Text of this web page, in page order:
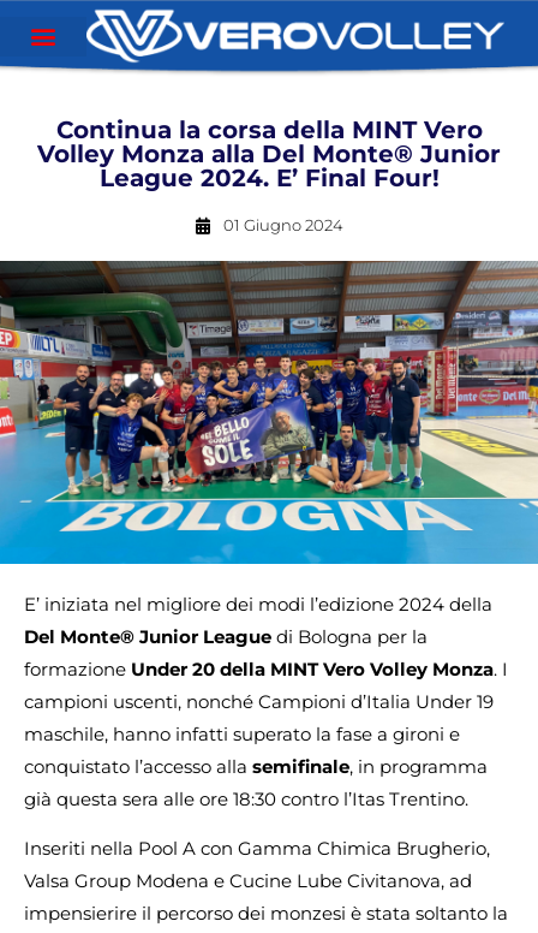
Continua la corsa della MINT Vero
Volley Monza alla Del Monte® Junior
League 2024. E’ Final Four!
01 Giugno 2024
E’ iniziata nel migliore dei modi l’edizione 2024 della
Del Monte® Junior League di Bologna per la
formazione Under 20 della MINT Vero Volley Monza. I
campioni uscenti, nonché Campioni d’Italia Under 19
maschile, hanno infatti superato la fase a gironi e
conquistato l’accesso alla semifinale, in programma
già questa sera alle ore 18:30 contro l’Itas Trentino.
Inseriti nella Pool A con Gamma Chimica Brugherio,
Valsa Group Modena e Cucine Lube Civitanova, ad
impensierire il percorso dei monzesi è stata soltanto la